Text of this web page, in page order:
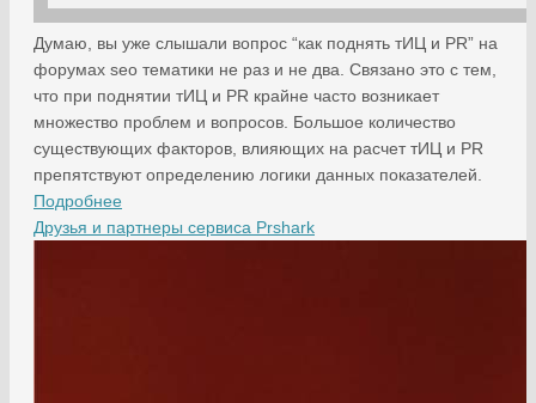
Думаю, вы уже слышали вопрос “как поднять тИЦ и PR” на
форумах seo тематики не раз и не два. Связано это с тем,
что при поднятии тИЦ и PR крайне часто возникает
множество проблем и вопросов. Большое количество
существующих факторов, влияющих на расчет тИЦ и PR
препятствуют определению логики данных показателей.
Подробнее
Друзья и партнеры сервиса Prshark